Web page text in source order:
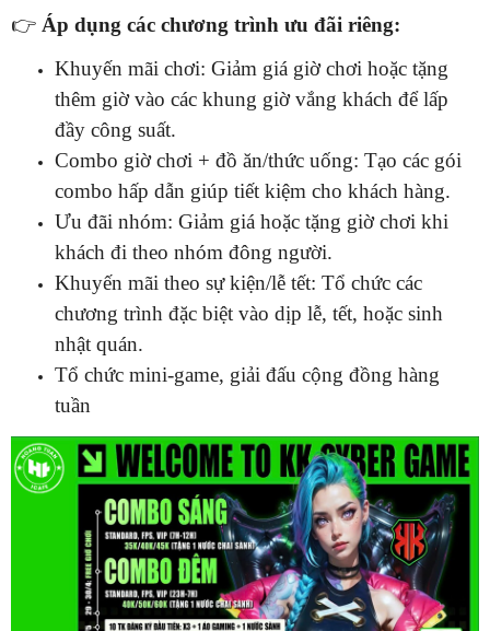
👉 Áp dụng các chương trình ưu đãi riêng:
Khuyến mãi chơi: Giảm giá giờ chơi hoặc tặng
thêm giờ vào các khung giờ vắng khách để lấp
đầy công suất.
Combo giờ chơi + đồ ăn/thức uống: Tạo các gói
combo hấp dẫn giúp tiết kiệm cho khách hàng.
Ưu đãi nhóm: Giảm giá hoặc tặng giờ chơi khi
khách đi theo nhóm đông người.
Khuyến mãi theo sự kiện/lễ tết: Tổ chức các
chương trình đặc biệt vào dịp lễ, tết, hoặc sinh
nhật quán.
Tổ chức mini-game, giải đấu cộng đồng hàng
tuần